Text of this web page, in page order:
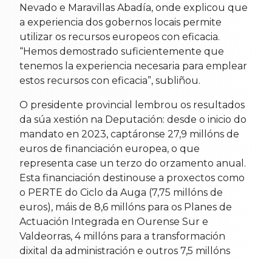
Nevado e Maravillas Abadía, onde explicou que
a experiencia dos gobernos locais permite
utilizar os recursos europeos con eficacia.
“Hemos demostrado suficientemente que
tenemos la experiencia necesaria para emplear
estos recursos con eficacia”, subliñou.
O presidente provincial lembrou os resultados
da súa xestión na Deputación: desde o inicio do
mandato en 2023, captáronse 27,9 millóns de
euros de financiación europea, o que
representa case un terzo do orzamento anual.
Esta financiación destinouse a proxectos como
o PERTE do Ciclo da Auga (7,75 millóns de
euros), máis de 8,6 millóns para os Planes de
Actuación Integrada en Ourense Sur e
Valdeorras, 4 millóns para a transformación
dixital da administración e outros 7,5 millóns